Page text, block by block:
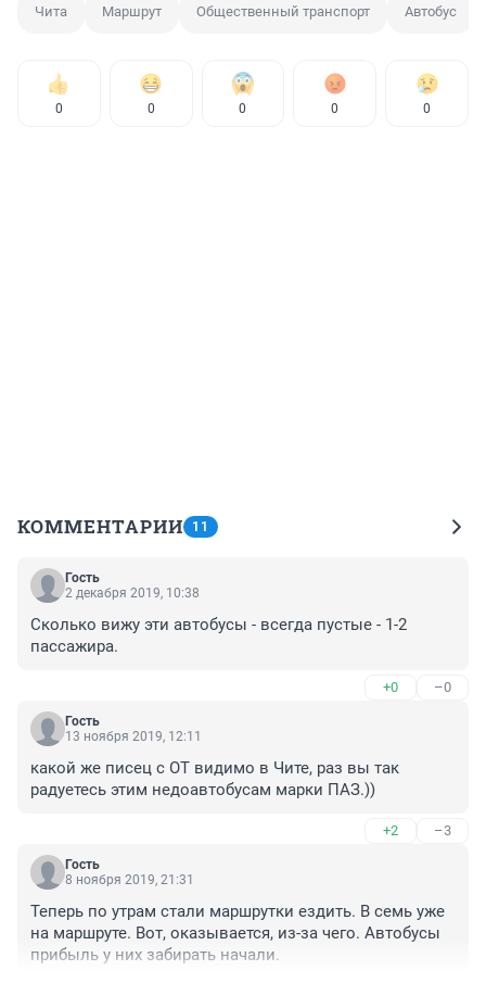
Чита Маршрут Общественный транспорт Автобус
0 0 0 0 0
КОММЕНТАРИИ 11
Гость
2 декабря 2019, 10:38
Сколько вижу эти автобусы - всегда пустые - 1-2
пассажира.
+0 –0
Гость
13 ноября 2019, 12:11
какой же писец с ОТ видимо в Чите, раз вы так
радуетесь этим недоавтобусам марки ПАЗ.))
+2 –3
Гость
8 ноября 2019, 21:31
Теперь по утрам стали маршрутки ездить. В семь уже
на маршруте. Вот, оказывается, из-за чего. Автобусы
прибыль у них забирать начали.